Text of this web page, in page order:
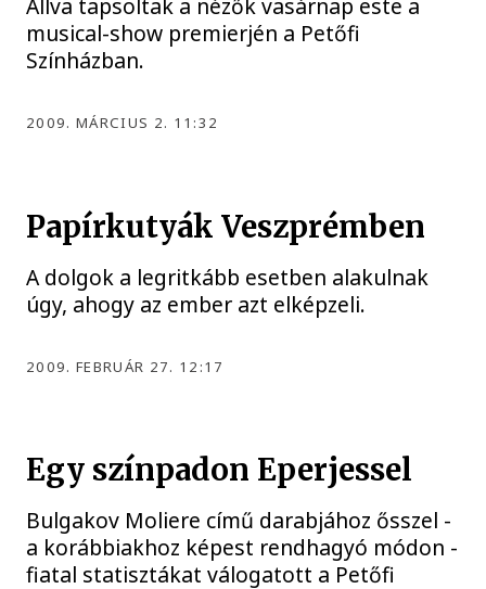
Állva tapsoltak a nézők vasárnap este a
musical-show premierjén a Petőfi
Színházban.
2009. MÁRCIUS 2. 11:32
Papírkutyák Veszprémben
A dolgok a legritkább esetben alakulnak
úgy, ahogy az ember azt elképzeli.
2009. FEBRUÁR 27. 12:17
Egy színpadon Eperjessel
Bulgakov Moliere című darabjához ősszel -
a korábbiakhoz képest rendhagyó módon -
fiatal statisztákat válogatott a Petőfi